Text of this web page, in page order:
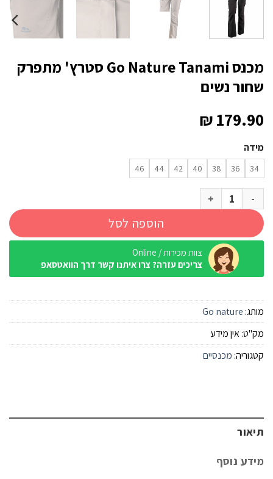
מכנס Go Nature Tanami סטרץ' מתפרק
שחור נשים
₪179.90
מידה
34
36
38
40
42
44
46
כמות של מכנס Go Nature Tanami סטרץ' מתפרק שחור נשים
הוספה לסל
צוות מכירות / Online
צריכים עזרה? צרו איתנו קשר דרך הוואטסאפ
מותג: Go nature
מק"ט:אין מידע
קטגוריה: מכנסיים
תיאור
מידע נוסף